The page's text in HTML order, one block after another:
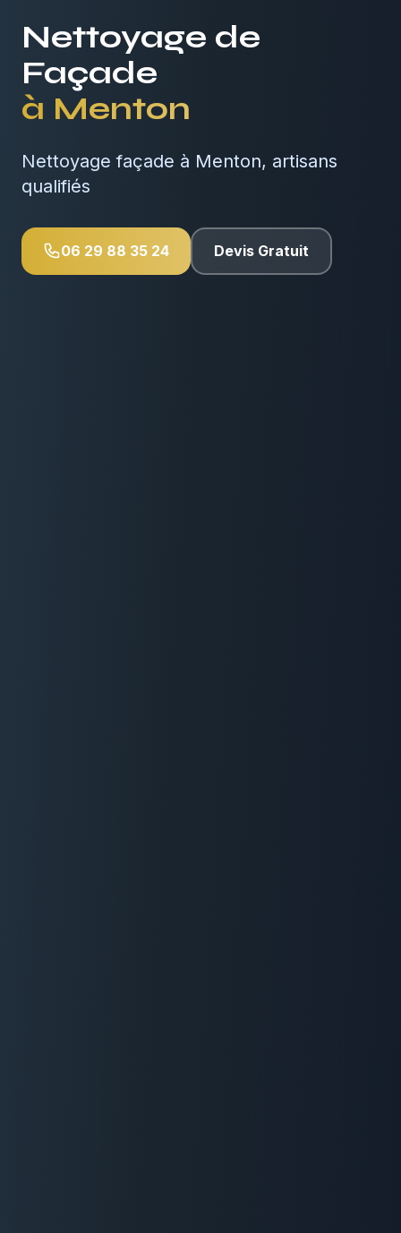
Nettoyage de
Façade
à Menton
Nettoyage façade à Menton, artisans
qualifiés
06 29 88 35 24 Devis Gratuit